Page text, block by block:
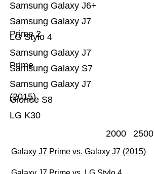
LG K30
Gionee S8
Samsung Galaxy J7
(2015)
Samsung Galaxy S7
Samsung Galaxy J7
Prime
LG Stylo 4
Samsung Galaxy J7
Prime 2
Samsung Galaxy J6+
2000 2500
Galaxy J7 Prime vs. Galaxy J7 (2015)